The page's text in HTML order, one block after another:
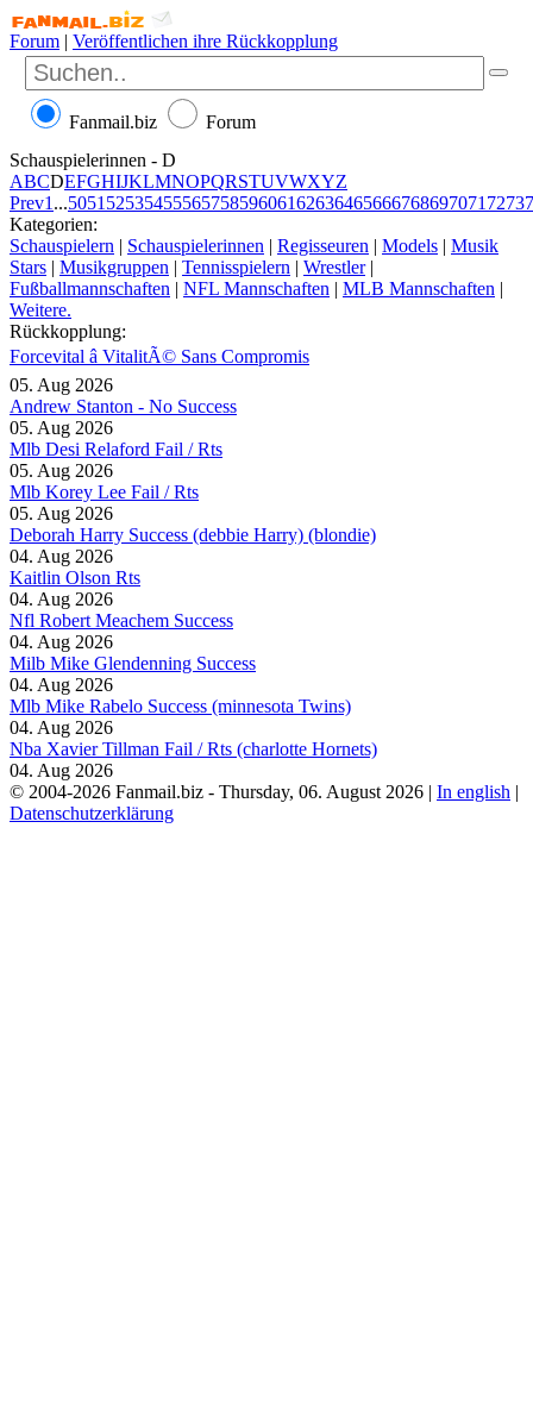
Forum | Veröffentlichen ihre Rückkopplung
Fanmail.biz
Forum
Schauspielerinnen - D
ABCDEFGHIJKLMNOPQRSTUVWXYZ
Prev1 ...5051 5253545556575859606162636465666768697071 7273
Kategorien:
Schauspielern | Schauspielerinnen | Regisseuren | Models | Musik
Stars | Musikgruppen | Tennisspielern | Wrestler|
Fußballmannschaften | NFL Mannschaften | MLB Mannschaften |
Weitere.
Rückkopplung:
Forcevital â VitalitÃ© Sans Compromis
05. Aug 2026
Andrew Stanton - No Success
05. Aug 2026
Mlb Desi Relaford Fail / Rts
05. Aug 2026
Mlb Korey Lee Fail / Rts
05. Aug 2026
Deborah Harry Success (debbie Harry) (blondie)
04. Aug 2026
Kaitlin Olson Rts
04. Aug 2026
Nfl Robert Meachem Success
04. Aug 2026
Milb Mike Glendenning Success
04. Aug 2026
Mlb Mike Rabelo Success (minnesota Twins)
04. Aug 2026
Nba Xavier Tillman Fail / Rts (charlotte Hornets)
04. Aug 2026
© 2004-2026 Fanmail.biz - Thursday, 06. August 2026 | In english |
Datenschutzerklärung